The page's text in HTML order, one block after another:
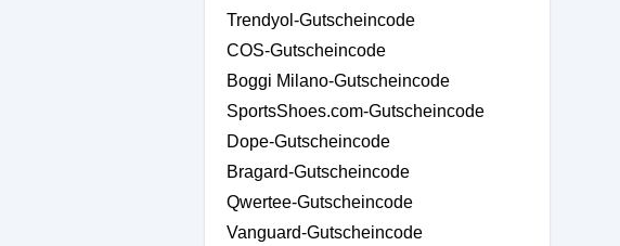
Trendyol-Gutscheincode
COS-Gutscheincode
Boggi Milano-Gutscheincode
SportsShoes.com-Gutscheincode
Dope-Gutscheincode
Bragard-Gutscheincode
Qwertee-Gutscheincode
Vanguard-Gutscheincode